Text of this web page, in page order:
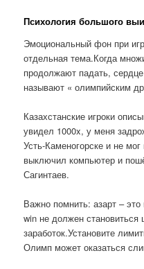
Психология большого
Эмоциональный фон при
отдельная тема.Когда
продолжают падать,
называют « олимпийским
Казахстанские игроки
увидел 1000x, у меня
Усть-Каменогорске и не
выключил компьютер и
Сагинтаев.
Важно помнить: азарт –
win не должен
заработок.Установите
Олимп может оказаться